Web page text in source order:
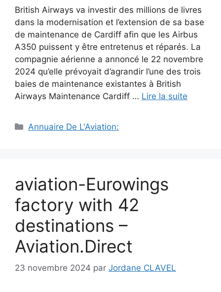
British Airways va investir des millions de livres
dans la modernisation et l’extension de sa base
de maintenance de Cardiff afin que les Airbus
A350 puissent y être entretenus et réparés. La
compagnie aérienne a annoncé le 22 novembre
2024 qu’elle prévoyait d’agrandir l’une des trois
baies de maintenance existantes à British
Airways Maintenance Cardiff … Lire la suite
Catégories
Annuaire De L'Aviation:
aviation-Eurowings
factory with 42
destinations –
Aviation.Direct
23 novembre 2024 par Jordane CLAVEL